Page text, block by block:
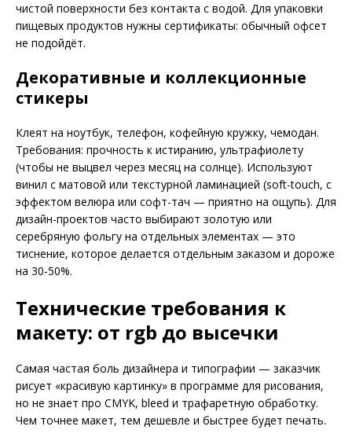
чистой поверхности без контакта с водой. Для упаковки
пищевых продуктов нужны сертификаты: обычный офсет
не подойдёт.
Декоративные и коллекционные
стикеры
Клеят на ноутбук, телефон, кофейную кружку, чемодан.
Требования: прочность к истиранию, ультрафиолету
(чтобы не выцвел через месяц на солнце). Используют
винил с матовой или текстурной ламинацией (soft-touch, с
эффектом велюра или софт-тач — приятно на ощупь). Для
дизайн-проектов часто выбирают золотую или
серебряную фольгу на отдельных элементах — это
тиснение, которое делается отдельным заказом и дороже
на 30-50%.
Технические требования к
макету: от rgb до высечки
Самая частая боль дизайнера и типографии — заказчик
рисует «красивую картинку» в программе для рисования,
но не знает про CMYK, bleed и трафаретную обработку.
Чем точнее макет, тем дешевле и быстрее будет печать.